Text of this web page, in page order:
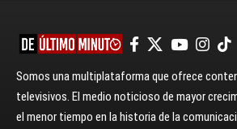
Somos una multiplataforma que ofrece
televisivos. El medio noticioso de mayor
el menor tiempo en la historia de la